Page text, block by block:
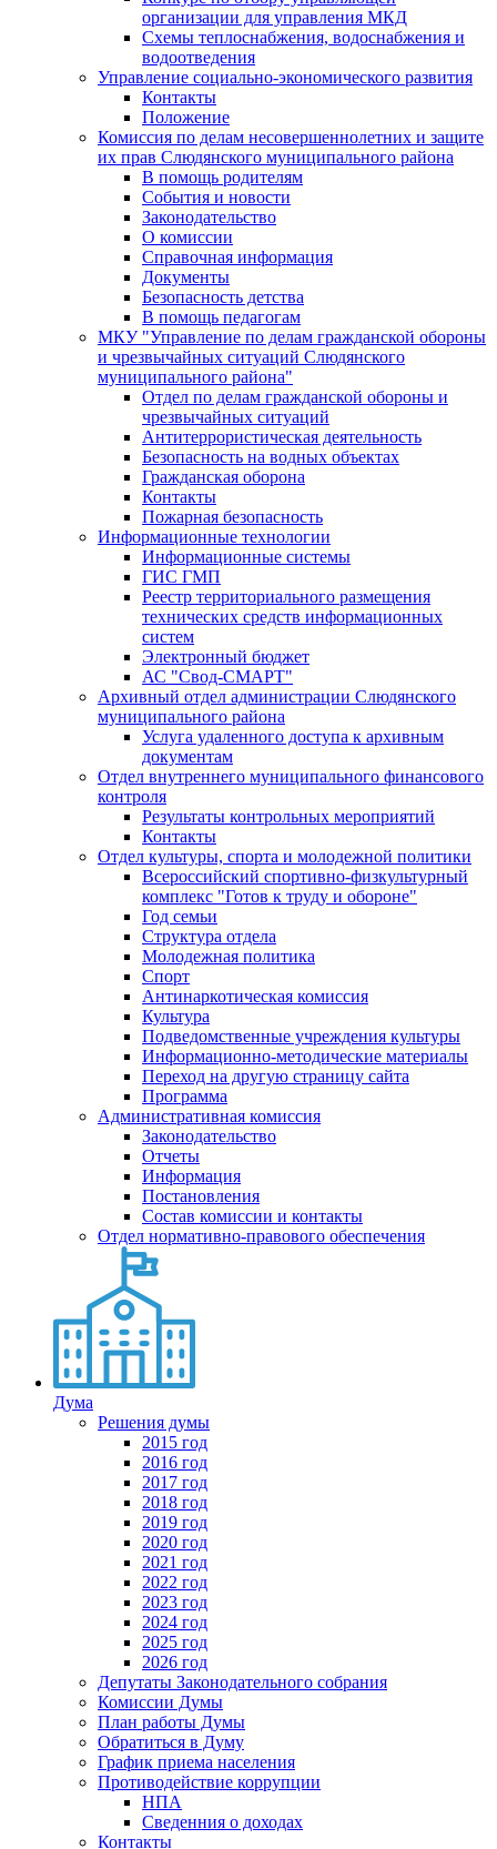
организации для управления МКД
Схемы теплоснабжения, водоснабжения и
водоотведения
Управление социально-экономического развития
Контакты
Положение
Комиссия по делам несовершеннолетних и защите
их прав Слюдянского муниципального района
В помощь родителям
События и новости
Законодательство
О комиссии
Справочная информация
Документы
Безопасность детства
В помощь педагогам
МКУ "Управление по делам гражданской обороны
и чрезвычайных ситуаций Слюдянского
муниципального района"
Отдел по делам гражданской обороны и
чрезвычайных ситуаций
Антитеррористическая деятельность
Безопасность на водных объектах
Гражданская оборона
Контакты
Пожарная безопасность
Информационные технологии
Информационные системы
ГИС ГМП
Реестр территориального размещения
технических средств информационных
систем
Электронный бюджет
АС "Свод-СМАРТ"
Архивный отдел администрации Слюдянского
муниципального района
Услуга удаленного доступа к архивным
документам
Отдел внутреннего муниципального финансового
контроля
Результаты контрольных мероприятий
Контакты
Отдел культуры, спорта и молодежной политики
Всероссийский спортивно-физкультурный
комплекс "Готов к труду и обороне"
Год семьи
Структура отдела
Молодежная политика
Спорт
Антинаркотическая комиссия
Культура
Подведомственные учреждения культуры
Информационно-методические материалы
Переход на другую страницу сайта
Программа
Административная комиссия
Законодательство
Отчеты
Информация
Постановления
Состав комиссии и контакты
Отдел нормативно-правового обеспечения
Дума
Решения думы
2015 год
2016 год
2017 год
2018 год
2019 год
2020 год
2021 год
2022 год
2023 год
2024 год
2025 год
2026 год
Депутаты Законодательного собрания
Комиссии Думы
План работы Думы
Обратиться в Думу
График приема населения
Противодействие коррупции
НПА
Сведенния о доходах
Контакты